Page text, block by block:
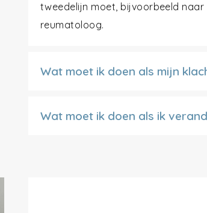
tweedelijn moet, bijvoorbeeld
reumatoloog.
Wat moet ik doen als mijn
Wat moet ik doen als ik